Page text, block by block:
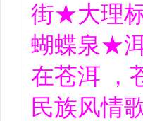
街★大理
蝴蝶泉★
在苍洱 ，
民族风情